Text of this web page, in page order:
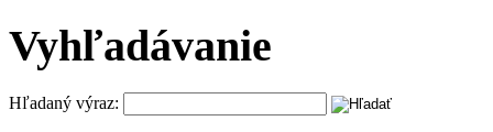
Vyhľadávanie
Hľadaný výraz: